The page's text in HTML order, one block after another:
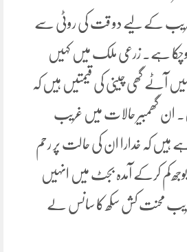
کے لیے دو قت کی روٹی سے
ہے۔ زرعی ملک میں کہیں
آٹے گھی چینی کی قیمتیں ہیں کہ
ان گھمبیر حالات میں غریب
ہیں کہ خدارا ان کی حالت پر رحم
کم کرکے آمدہ بجٹ میں انہیں
غریب محنت کش سکھ کا سانس لے